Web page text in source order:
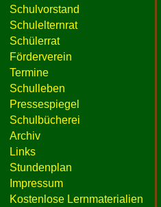
Schulvorstand
Schulelternrat
Schülerrat
Förderverein
Termine
Schulleben
Pressespiegel
Schulbücherei
Archiv
Links
Stundenplan
Impressum
Kostenlose Lernmaterialien